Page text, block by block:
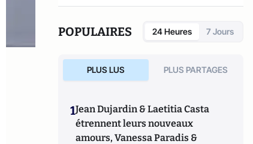
POPULAIRES 24 Heures 7 Jours
PLUS LUS PLUS PARTAGES
1Jean Dujardin & Laetitia Casta
étrennent leurs nouveaux
amours, Vanessa Paradis &